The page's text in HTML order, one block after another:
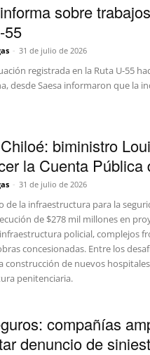
sobre
55
- 31 de julio de 2026
registrada en la Ruta U-55
desde Saesa informaron que la
biministro
la Cuenta Pública
- 31 de julio de 2026
de la infraestructura para la
de $278 mil millones en
policial, complejos
concesionadas. Entre los
construcción de nuevos
penitenciaria.
compañías
denuncio de